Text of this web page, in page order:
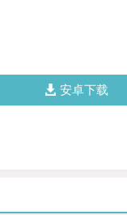
安卓下载